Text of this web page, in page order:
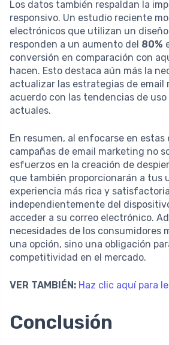
Los datos también respaldan la
responsivo. Un estudio reciente
electrónicos que utilizan un
responden a un aumento del 80%
conversión en comparación con
hacen. Esto destaca aún más la
actualizar las estrategias de email
acuerdo con las tendencias de
actuales.
En resumen, al enfocarse en
campañas de email marketing no
esfuerzos en la creación de
que también proporcionarán a tus
experiencia más rica y
independientemente del
acceder a su correo electrónico.
necesidades de los consumidores
una opción, sino una obligación
competitividad en el mercado.
VER TAMBIÉN: Haz clic aquí para
Conclusión